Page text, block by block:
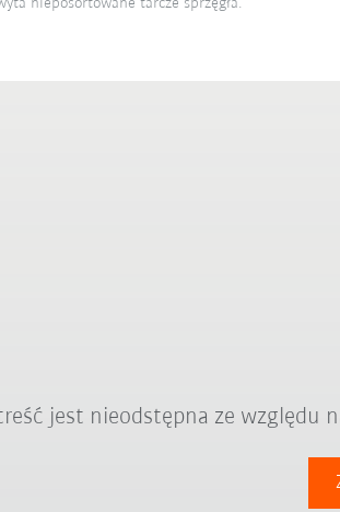
nieposortowane tarcze sprzęgła.
jest nieodstępna ze względu